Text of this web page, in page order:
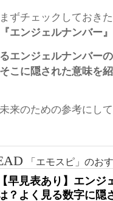
ずチェックしておき
『エンジェルナンバー』
エンジェルナンバー
こに隠された意味を
来のための参考にし
「エモスピ」のお
【早見表あり】エンジ
？よく見る数字に隠